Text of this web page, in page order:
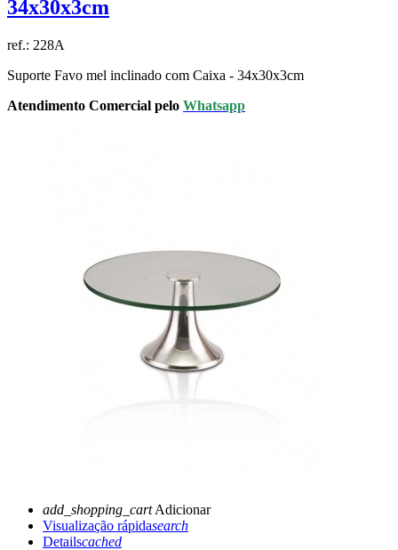
34x30x3cm
ref.: 228A
Suporte Favo mel inclinado com Caixa - 34x30x3cm
Atendimento Comercial pelo Whatsapp
add_shopping_cartAdicionar
Visualização rápidasearch
Detailscached